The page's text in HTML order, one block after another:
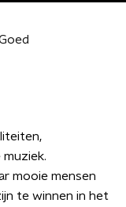
mooie mensen
te winnen in het